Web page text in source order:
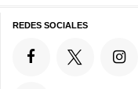
REDES SOCIALES